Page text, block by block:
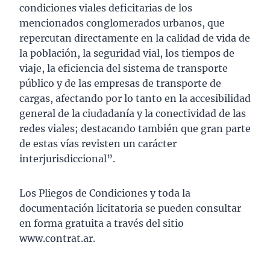
condiciones viales deficitarias de los
mencionados conglomerados urbanos, que
repercutan directamente en la calidad de vida de
la población, la seguridad vial, los tiempos de
viaje, la eficiencia del sistema de transporte
público y de las empresas de transporte de
cargas, afectando por lo tanto en la accesibilidad
general de la ciudadanía y la conectividad de las
redes viales; destacando también que gran parte
de estas vías revisten un carácter
interjurisdiccional”.
Los Pliegos de Condiciones y toda la
documentación licitatoria se pueden consultar
en forma gratuita a través del sitio
www.contrat.ar.